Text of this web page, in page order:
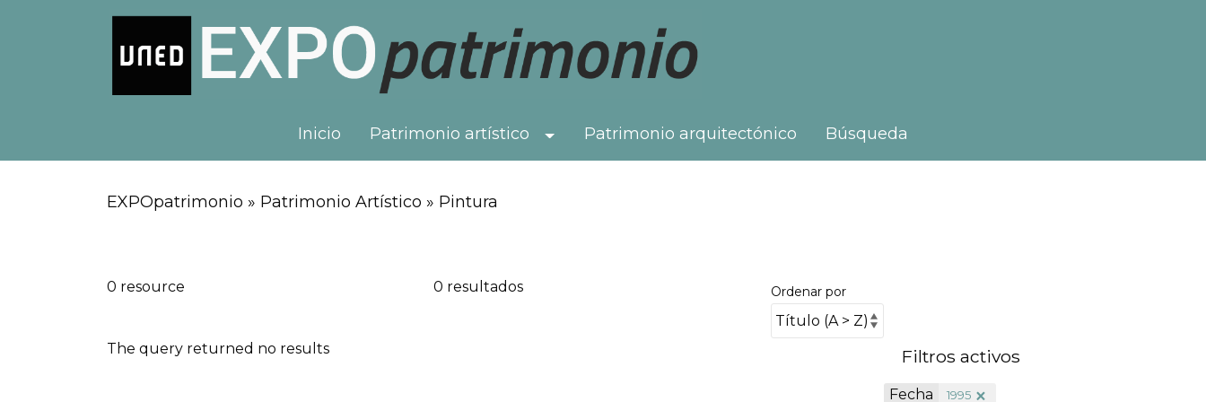
Inicio Patrimonio artístico Toggle Dropdown
Patrimonio arquitectónico Búsqueda
EXPOpatrimonio » Patrimonio Artístico » Pintura
0 resource 0 resultados Ordenar por
The query returned no results Filtros activos
Fecha 1995